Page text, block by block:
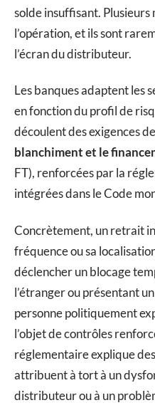
solde insuffisant.
l’opération, et ils sont
l’écran du distributeur.
Les banques adaptent les
en fonction du profil de
découlent des exigences de
blanchiment et le
FT), renforcées par la
intégrées dans le Code
Concrètement, un retrait
fréquence ou sa
déclencher un blocage
l’étranger ou présentant
personne politiquement
l’objet de contrôles
réglementaire explique
attribuent à tort à un
distributeur ou à un